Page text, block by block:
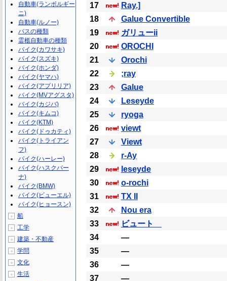
17
Ray.]
18
Galue Convertible
19
ガリューii
20
OROCHI
21
Orochi
22
;ray
23
Galue
24
Leseyde
25
ryoga
26
viewt
27
Viewt
28
r-Ay
29
leseyde
30
o-rochi
31
TX II
32
Nou era
33
ビュート
34
―
35
―
36
―
37
―
自動車(ランボルギー
ニ)
自動車(ルノー)
バスの種類
霊柩自動車の種類
バイク(カワサキ)
バイク(スズキ)
バイク(ホンダ)
バイク(ヤマハ)
バイク(アプリリア)
バイク(MVアグスタ)
バイク(カジバ)
バイク(キムコ)
バイク(KTM)
バイク(ドゥカティ)
バイク(トライアン
フ)
バイク(ハーレー)
バイク(ハスクバー
ナ)
バイク(BMW)
バイク(ビューエル)
バイク(ヒョースン)
＋ 船
＋ 工学
＋ 建築・不動産
＋ 学問
＋ 文化
＋ 生活